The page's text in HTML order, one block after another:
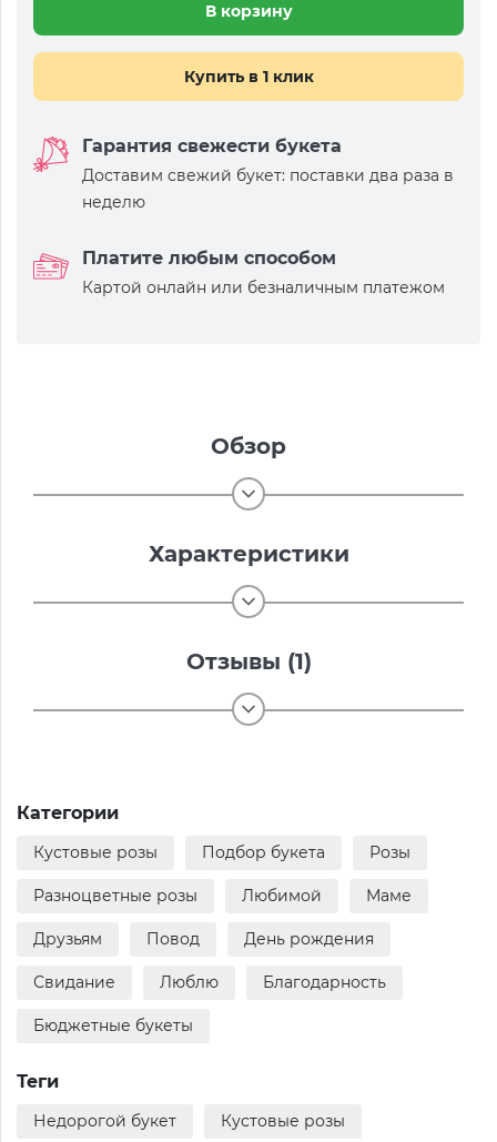
В корзину
Купить в 1 клик
Гарантия свежести букета
Доставим свежий букет: поставки два раза в
неделю
Платите любым способом
Картой онлайн или безналичным платежом
Обзор
Характеристики
Отзывы (1)
Категории
Кустовые розы Подбор букета Розы
Разноцветные розы Любимой Маме
Друзьям Повод День рождения
Свидание Люблю Благодарность
Бюджетные букеты
Теги
Недорогой букет Кустовые розы